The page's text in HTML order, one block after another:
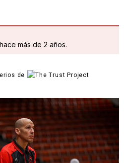
más de 2 años.
de